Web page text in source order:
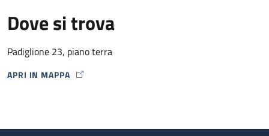
Dove si trova
Padiglione 23, piano terra
APRI IN MAPPA
MAP ICON